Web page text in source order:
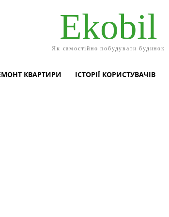
Ekobil
Як самостійно побудувати будинок
КВАРТИРИ ІСТОРІЇ КОРИСТУВАЧІВ